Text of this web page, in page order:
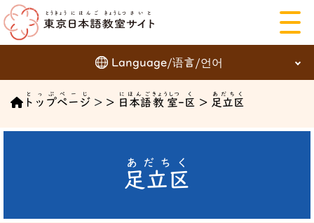
Language/语言/언어
日本語
にほんご English
ことば を えらぶ
トップページ
とっぷぺーじ
> > 日本語
にほんご
教室
きょうしつ
-区
く
> 足立区
あだちく
足立区
あだちく